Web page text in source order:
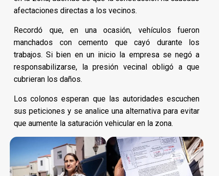
afectaciones directas a los vecinos.
Recordó que, en una ocasión, vehículos fueron
manchados con cemento que cayó durante los
trabajos. Si bien en un inicio la empresa se negó a
responsabilizarse, la presión vecinal obligó a que
cubrieran los daños.
Los colonos esperan que las autoridades escuchen
sus peticiones y se analice una alternativa para evitar
que aumente la saturación vehicular en la zona.